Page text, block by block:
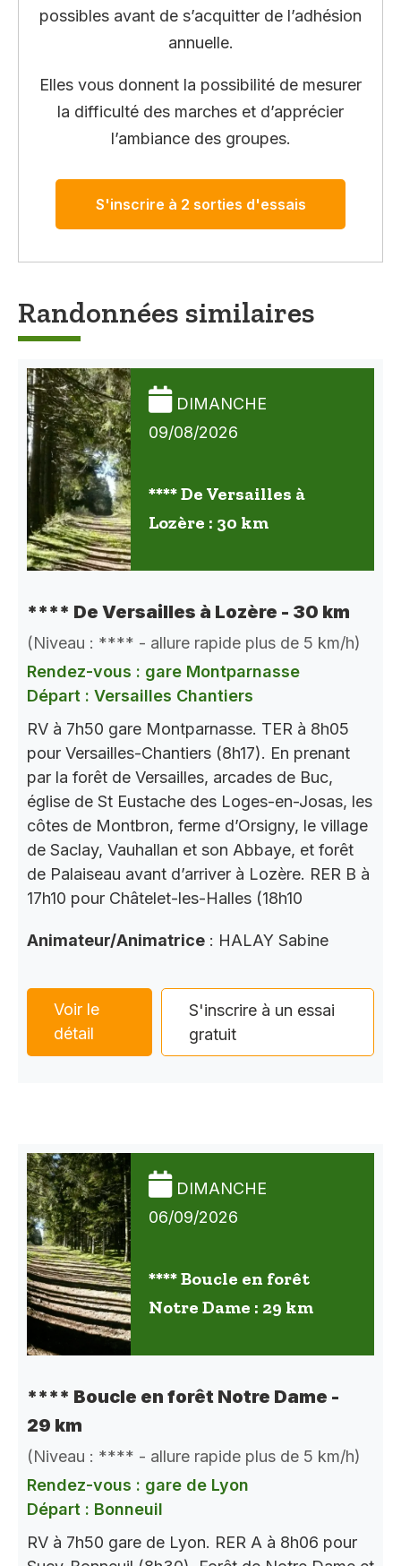
possibles avant de s’acquitter de l’adhésion
annuelle.
Elles vous donnent la possibilité de mesurer
la difficulté des marches et d’apprécier
l’ambiance des groupes.
S'inscrire à 2 sorties d'essais
Randonnées similaires
DIMANCHE
09/08/2026
**** De Versailles à
Lozère : 30 km
**** De Versailles à Lozère - 30 km
(Niveau : **** - allure rapide plus de 5 km/h)
Rendez-vous : gare Montparnasse
Départ : Versailles Chantiers
RV à 7h50 gare Montparnasse. TER à 8h05
pour Versailles-Chantiers (8h17). En prenant
par la forêt de Versailles, arcades de Buc,
église de St Eustache des Loges-en-Josas, les
côtes de Montbron, ferme d’Orsigny, le village
de Saclay, Vauhallan et son Abbaye, et forêt
de Palaiseau avant d’arriver à Lozère. RER B à
17h10 pour Châtelet-les-Halles (18h10
Animateur/Animatrice : HALAY Sabine
Voir le
détail
S'inscrire à un essai
gratuit
DIMANCHE
06/09/2026
**** Boucle en forêt
Notre Dame : 29 km
**** Boucle en forêt Notre Dame -
29 km
(Niveau : **** - allure rapide plus de 5 km/h)
Rendez-vous : gare de Lyon
Départ : Bonneuil
RV à 7h50 gare de Lyon. RER A à 8h06 pour